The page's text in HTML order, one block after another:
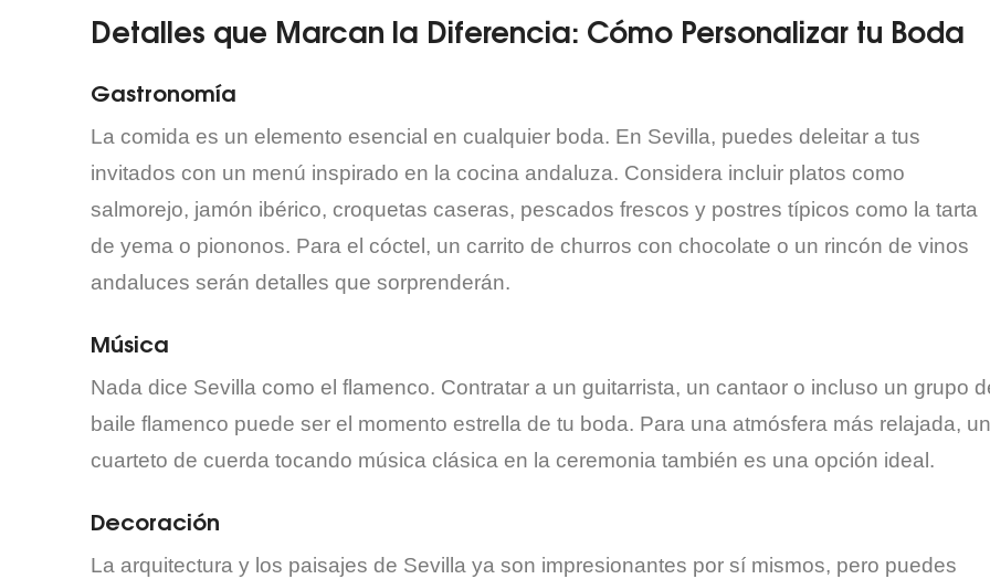
Detalles que Marcan la Diferencia: Cómo Personalizar tu Boda
Gastronomía
La comida es un elemento esencial en cualquier boda. En Sevilla, puedes deleitar a tus
invitados con un menú inspirado en la cocina andaluza. Considera incluir platos como
salmorejo, jamón ibérico, croquetas caseras, pescados frescos y postres típicos como la tarta
de yema o piononos. Para el cóctel, un carrito de churros con chocolate o un rincón de vinos
andaluces serán detalles que sorprenderán.
Música
Nada dice Sevilla como el flamenco. Contratar a un guitarrista, un cantaor o incluso un grupo
baile flamenco puede ser el momento estrella de tu boda. Para una atmósfera más relajada,
cuarteto de cuerda tocando música clásica en la ceremonia también es una opción ideal.
Decoración
La arquitectura y los paisajes de Sevilla ya son impresionantes por sí mismos, pero puedes